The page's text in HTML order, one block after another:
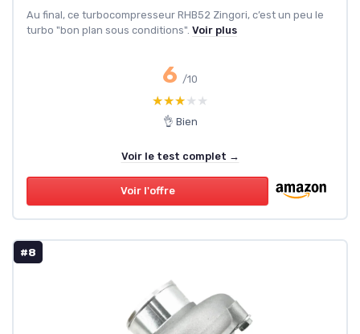
Au final, ce turbocompresseur RHB52 Zingori, c’est un peu le
turbo "bon plan sous conditions". Voir plus
6 /10
★★★★★
★★★★★
👌 Bien
Voir le test complet →
Voir l'offre
#8